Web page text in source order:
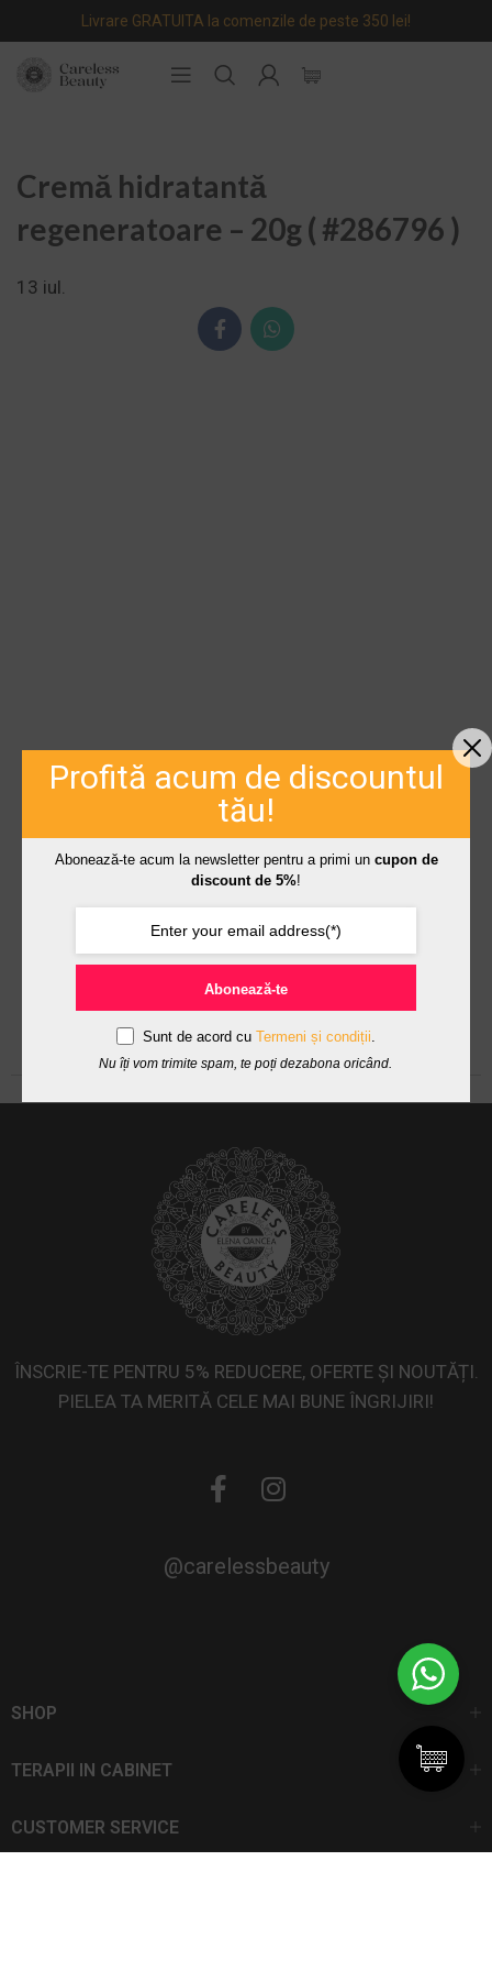
Livrare GRATUITA la comenzile de peste 350 lei!
Cremă hidratantă
regeneratoare – 20g ( #286796 )
13 iul.
ÎNSCRIE-TE PENTRU 5% REDUCERE, OFERTE ȘI NOUTĂȚI.
PIELEA TA MERITĂ CELE MAI BUNE ÎNGRIJIRI!
@carelessbeauty
SHOP
TERAPII IN CABINET
CUSTOMER SERVICE
Profită acum de discountul
tău!
Abonează-te acum la newsletter pentru a primi un cupon de
discount de 5%!
Abonează-te
Sunt de acord cu Termeni și condiții.
Nu îți vom trimite spam, te poți dezabona oricând.